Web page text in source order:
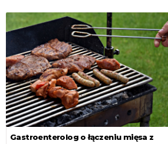
Gastroenterolog o łączeniu mięsa z